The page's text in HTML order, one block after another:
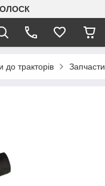
до тракторів